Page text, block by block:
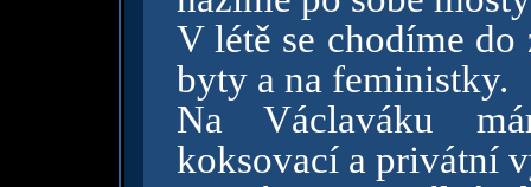
V létě se chodíme
byty a na feministky.
Na Václaváku
koksovací a privátní